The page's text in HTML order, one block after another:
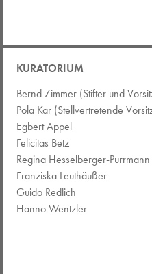
KURATORIUM
Bernd Zimmer (Stifter und
Pola Kar (Stellvertretende
Egbert Appel
Felicitas Betz
Regina Hesselberger-Purrmann
Franziska Leuthäußer
Guido Redlich
Hanno Wentzler